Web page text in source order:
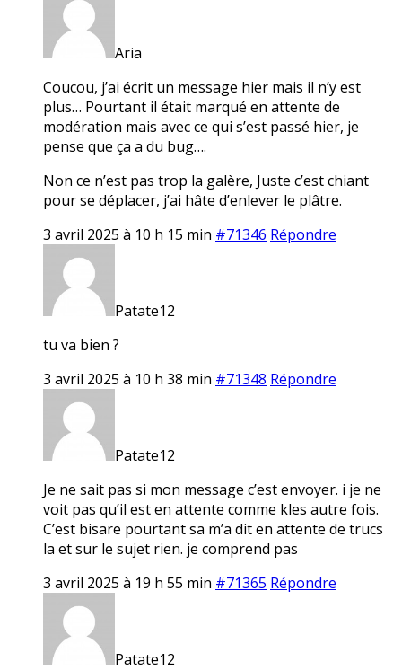
Aria
Coucou, j’ai écrit un message hier mais il n’y est
plus… Pourtant il était marqué en attente de
modération mais avec ce qui s’est passé hier, je
pense que ça a du bug….
Non ce n’est pas trop la galère, Juste c’est chiant
pour se déplacer, j’ai hâte d’enlever le plâtre.
3 avril 2025 à 10 h 15 min #71346 Répondre
Patate12
tu va bien ?
3 avril 2025 à 10 h 38 min #71348 Répondre
Patate12
Je ne sait pas si mon message c’est envoyer. i je ne
voit pas qu’il est en attente comme kles autre fois.
C’est bisare pourtant sa m’a dit en attente de trucs
la et sur le sujet rien. je comprend pas
3 avril 2025 à 19 h 55 min #71365 Répondre
Patate12